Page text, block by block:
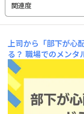
関連度
上司から「部下が心
る？ 職場でのメンタ
なく、まず上司から
されることも少なく
このような相談は早
との信頼関係構築の
上司からの相談にど